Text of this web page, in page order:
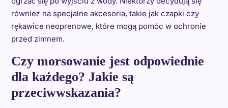
również na specjalne akcesoria, takie jak czapki czy
rękawice neoprenowe, które mogą pomóc w ochronie
przed zimnem.
Czy morsowanie jest odpowiednie
dla każdego? Jakie są
przeciwwskazania?